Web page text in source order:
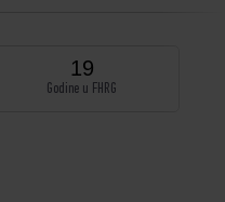
19
Godine u FHRG